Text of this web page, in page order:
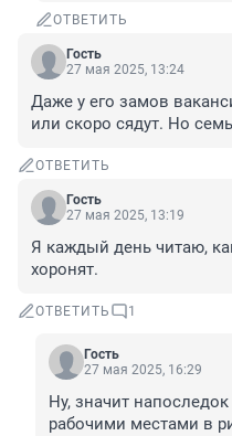
ОТВЕТИТЬ
Гость
27 мая 2025, 13:24
Даже у его замов
или скоро сядут. Но
ОТВЕТИТЬ
Гость
27 мая 2025, 13:19
Я каждый день читаю,
хоронят.
ОТВЕТИТЬ 1
Гость
27 мая 2025, 16:29
Ну, значит
рабочими местами в